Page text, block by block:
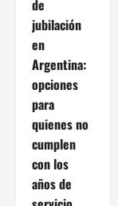
de
jubilación
en
Argentina:
opciones
para
quienes no
cumplen
con los
años de